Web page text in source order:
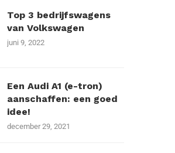
Top 3 bedrijfswagens
van Volkswagen
juni 9, 2022
Een Audi A1 (e-tron)
aanschaffen: een goed
idee!
december 29, 2021